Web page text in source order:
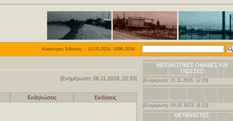
Κυριότερες Ειδήσεις: - 10.05.2016, 1996-2016 - Είκοσι χρόνια μελέτης του μειονοτικού φαινομένου
[Ενημέρωση: 06.11.2018, 22:33]
Εκδηλώσεις
Εκδόσεις
ΜΕΙΟΝΟΤΙΚΕΣ ΟΜΑΔΕΣ ΚΑΙ
ΓΛΩΣΣΕΣ
[Ενημέρωση: 21.11.2018, 12:35]
[Ενημέρωση: 05.02.2013, 11:13]
ΜΕΤΑΝΑΣΤΕΣ